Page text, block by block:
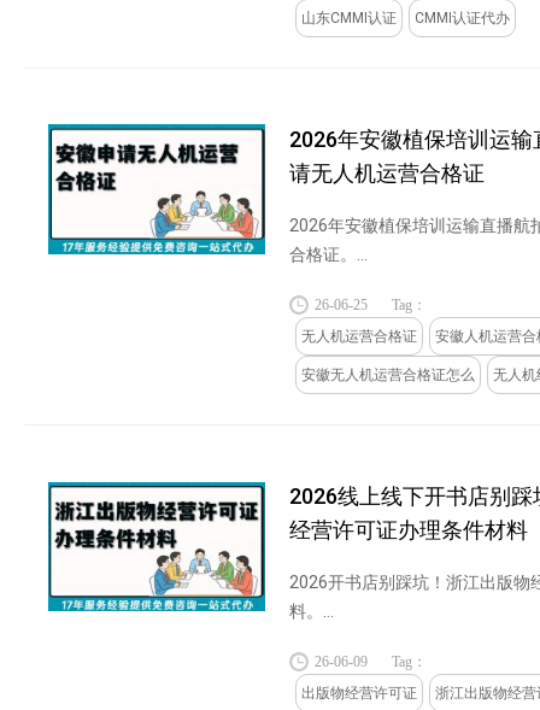
山东CMMI认证 CMMI认证代办
2026年安徽植保培训运
请无人机运营合格证
2026年安徽植保培训运输直播航
合格证。...
26-06-25
Tag：
无人机运营合格证
安徽人机运营合
安徽无人机运营合格证怎么 无人机
2026线上线下开书店别
经营许可证办理条件材料
2026开书店别踩坑！浙江出版物
料。...
26-06-09
Tag：
出版物经营许可证
浙江出版物经营